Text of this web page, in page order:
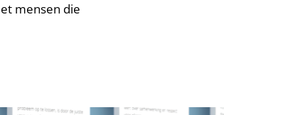
mensen die